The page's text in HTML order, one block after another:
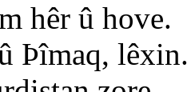
hêr û hove.
Þîmaq,